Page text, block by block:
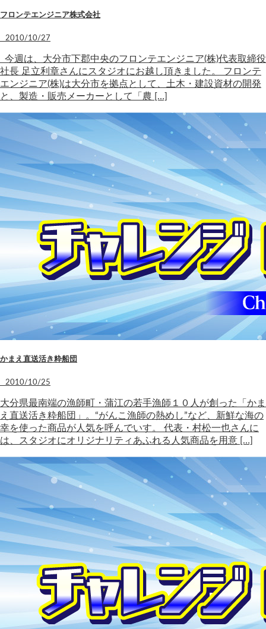
フロンテエンジニア株式会社
2010/10/27
今週は、大分市下郡中央のフロンテエンジニア(株)代表取締役
社長 足立利章さんにスタジオにお越し頂きました。 フロンテ
エンジニア(株)は大分市を拠点として、土木・建設資材の開発
と、製造・販売メーカーとして「農 […]
かまえ直送活き粋船団
2010/10/25
大分県最南端の漁師町・蒲江の若手漁師１０人が創った「かま
え直送活き粋船団」。“がんこ漁師の熱めし”など、新鮮な海の
幸を使った商品が人気を呼んでいす。 代表・村松一也さんに
は、スタジオにオリジナリティあふれる人気商品を用意 […]